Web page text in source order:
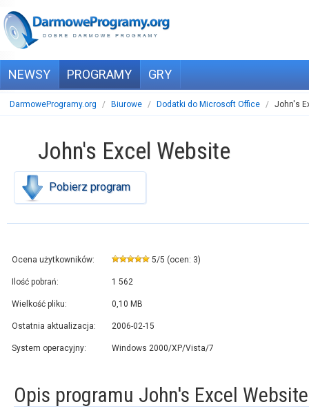
NEWSY PROGRAMY GRY
DarmoweProgramy.org / Biurowe / Dodatki do Microsoft Office / John's
John's Excel Website
Pobierz program
Ocena użytkowników: 5/5 (ocen: 3)
Ilość pobrań: 1 562
Wielkość pliku: 0,10 MB
Ostatnia aktualizacja: 2006-02-15
System operacyjny: Windows 2000/XP/Vista/7
Opis programu John's Excel Website